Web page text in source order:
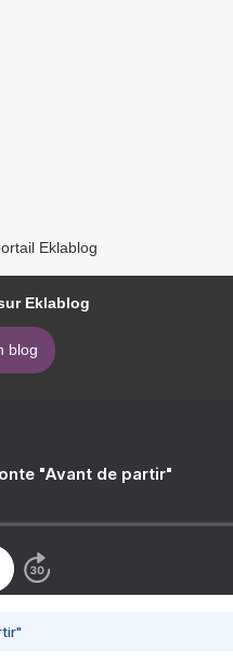
Eklablog
Eklablog
blog
"Avant de partir"